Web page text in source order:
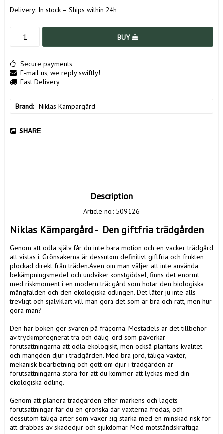
Delivery: In stock – Ships within 24h
BUY
Secure payments
E-mail us, we reply swiftly!
Fast Delivery
Brand Niklas Kämpargård
SHARE
Description
Article no.: 509126
Niklas Kämpargård -  Den giftfria trädgården
Genom att odla själv får du inte bara motion och en vacker trädgård
att vistas i. Grönsakerna är dessutom definitivt giftfria och frukten
plockad direkt från träden.Även om man väljer att inte använda
bekämpningsmedel och undviker konstgödsel, finns det enormt
med riskmoment i en modern trädgård som hotar den biologiska
mångfalden och den ekologiska odlingen. Det låter ju inte alls
trevligt och självklart vill man göra det som är bra och rätt, men hur
göra man?
Den här boken ger svaren på frågorna. Mestadels är det tillbehör
av tryckimpregnerat trä och dålig jord som påverkar
förutsättningarna att odla ekologiskt, men också plantans kvalitet
och mängden djur i trädgården. Med bra jord, tåliga växter,
mekanisk bearbetning och gott om djur i trädgården är
förutsättningarna stora för att du kommer att lyckas med din
ekologiska odling.
Genom att planera trädgården efter markens och lägets
förutsättningar får du en grönska där växterna frodas, och
dessutom tåliga arter som växer sig starka med en minskad risk för
att drabbas av skadedjur och sjukdomar. Med motståndskraftiga